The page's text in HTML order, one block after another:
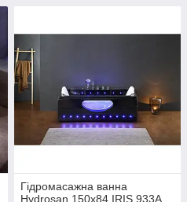
Гідромасажна ванна
Hydrosan 150x84 IRIS 933A